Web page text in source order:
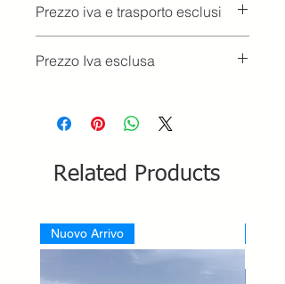
Prezzo iva e trasporto esclusi
Prezzo Iva esclusa
Related Products
Nuovo Arrivo